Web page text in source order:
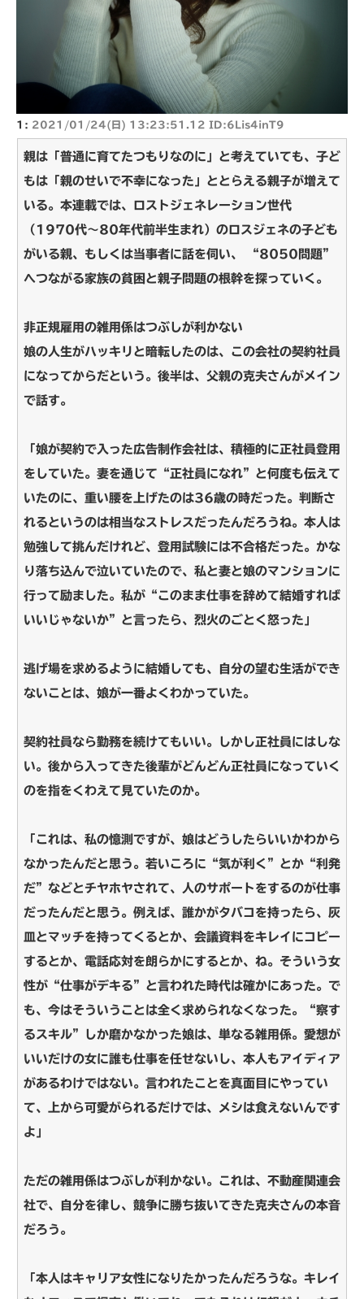
1: 2021/01/24(日) 13:23:51.12 ID:6Lis4inT9
親は「普通に育てたつもりなのに」と考えていても、子ど
もは「親のせいで不幸になった」ととらえる親子が増えて
いる。本連載では、ロストジェネレーション世代
（1970代～80年代前半生まれ）のロスジェネの子ども
がいる親、もしくは当事者に話を伺い、 “8050問題”
へつながる家族の貧困と親子問題の根幹を探っていく。
非正規雇用の雑用係はつぶしが利かない
娘の人生がハッキリと暗転したのは、この会社の契約社員
になってからだという。後半は、父親の克夫さんがメイン
で話す。
「娘が契約で入った広告制作会社は、積極的に正社員登用
をしていた。妻を通じて“正社員になれ”と何度も伝えて
いたのに、重い腰を上げたのは36歳の時だった。判断さ
れるというのは相当なストレスだったんだろうね。本人は
勉強して挑んだけれど、登用試験には不合格だった。かな
り落ち込んで泣いていたので、私と妻と娘のマンションに
行って励ました。私が“このまま仕事を辞めて結婚すれば
いいじゃないか”と言ったら、烈火のごとく怒った」
逃げ場を求めるように結婚しても、自分の望む生活ができ
ないことは、娘が一番よくわかっていた。
契約社員なら勤務を続けてもいい。しかし正社員にはしな
い。後から入ってきた後輩がどんどん正社員になっていく
のを指をくわえて見ていたのか。
「これは、私の憶測ですが、娘はどうしたらいいかわから
なかったんだと思う。若いころに“気が利く”とか“利発
だ”などとチヤホヤされて、人のサポートをするのが仕事
だったんだと思う。例えば、誰かがタバコを持ったら、灰
皿とマッチを持ってくるとか、会議資料をキレイにコピー
するとか、電話応対を朗らかにするとか、ね。そういう女
性が“仕事がデキる”と言われた時代は確かにあった。で
も、今はそういうことは全く求められなくなった。“察す
るスキル”しか磨かなかった娘は、単なる雑用係。愛想が
いいだけの女に誰も仕事を任せないし、本人もアイディア
があるわけではない。言われたことを真面目にやってい
て、上から可愛がられるだけでは、メシは食えないんです
よ」
ただの雑用係はつぶしが利かない。これは、不動産関連会
社で、自分を律し、競争に勝ち抜いてきた克夫さんの本音
だろう。
「本人はキャリア女性になりたかったんだろうな。キレイ